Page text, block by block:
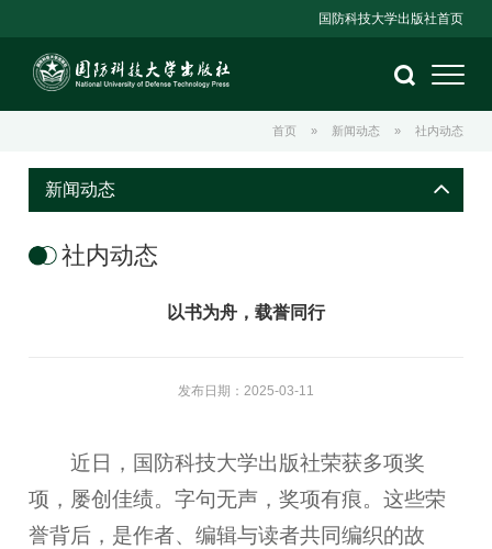
国防科技大学出版社首页
首页 » 新闻动态 » 社内动态
新闻动态
社内动态
以书为舟，载誉同行
发布日期：2025-03-11
近日，国防科技大学出版社荣获多项奖
项，屡创佳绩。字句无声，奖项有痕。这些荣
誉背后，是作者、编辑与读者共同编织的故